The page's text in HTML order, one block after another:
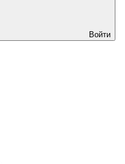
Войти